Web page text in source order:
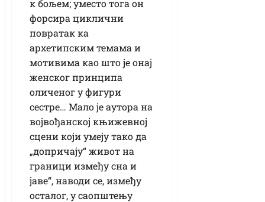
к бољем; уместо тога он
форсира циклични
повратак ка
архетипским темама и
мотивима као што је онај
женског принципа
оличеног у фигури
сестре… Мало је аутора на
војвођанској књижевној
сцени који умеју тако да
„допричају“ живот на
граници између сна и
јаве“, наводи се, између
осталог, у саопштењу